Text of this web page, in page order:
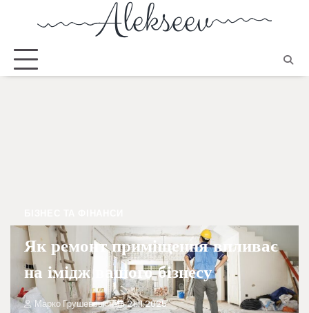
Як ремонт приміщення впливає
на імідж вашого бізнесу
Марко Грушевський 21.11.2025